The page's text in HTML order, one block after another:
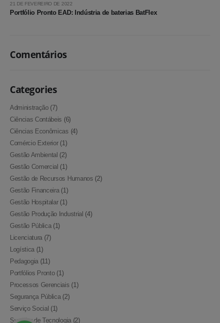
Portfólio Pronto EAD: Indústria de baterias BatFlex
21 DE FEVEREIRO DE 2022
Comentários
Categories
Administração(7)
Ciências Contábeis (6)
Ciências Econômicas (4)
Comércio Exterior(1)
Gestão Ambiental (2)
Gestão Comercial (1)
Gestão de Recursos Humanos (2)
Gestão Financeira (1)
Gestão Hospitalar(1)
Gestão Produção Industrial (4)
Gestão Pública (1)
Licenciatura (7)
Logística (1)
Pedagogia (11)
Portfólios Pronto(1)
Processos Gerenciais (1)
Segurança Pública (2)
Serviço Social (1)
Superior de Tecnologia (2)
LINKS RÁPIDO
Contato Via WhatsApp
SOBRE A PORTFÓLIOS EAD
Contato
Todos Portfólios
Blog
POLITCIAS E TERMOS DE USO
Política de Privacidade
FORMAS DE PAGAMENTO
© Portfolios EAD © 2021. Todos os Direitos Reservados.
Criação de Lojas Virtuais BH ToFocus Marketing Digital